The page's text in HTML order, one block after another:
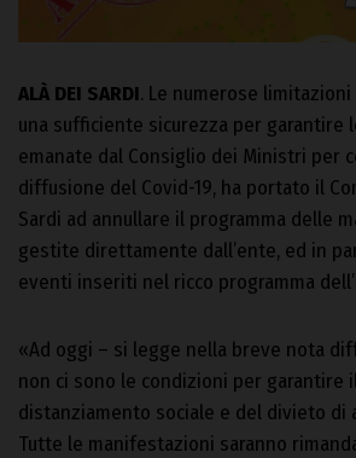
ALÀ DEI SARDI. Le numerose limitazioni
una sufficiente sicurezza per garantire
emanate dal Consiglio dei Ministri per
diffusione del Covid-19, ha portato il
Sardi ad annullare il programma delle
gestite direttamente dall’ente, ed in
eventi inseriti nel ricco programma
«Ad oggi – si legge nella breve nota
non ci sono le condizioni per garantire
distanziamento sociale e del divieto di
Tutte le manifestazioni saranno